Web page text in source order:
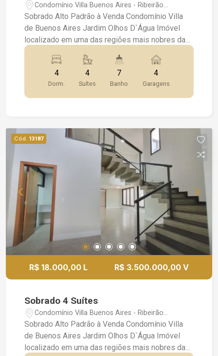
Condomínio Villa Buenos Aires - Ribeirão
Preto/SP
Sobrado Alto Padrão à Venda Condomínio Villa
de Buenos Aires Jardim Olhos D`Água Imóvel
localizado em uma das regiões mais nobres da
cidade, ideal para quem busca conforto,
segurança e sofisticação. Características do
closet e varanda) Sala com dois ambientes
Escritório Lavabo Cozinha Lavanderia Espaço
construída: 345 m² Condomínio fechado com
portaria e segurança 24 horas, oferecendo
tranquilidade e qualidade de vida. Entre em
contato para mais informações ou agendar uma
visita.
4
Dorm.
4
Suítes
7
Banho
4
Garagens
Cód. 13187
R$ 18.000,00 L R$ 3.500.000,00 V
Sobrado 4 Suítes
Condomínio Villa Buenos Aires - Ribeirão
Preto/SP
Sobrado Alto Padrão à Venda Condomínio Villa
de Buenos Aires Jardim Olhos D`Água Imóvel
localizado em uma das regiões mais nobres da